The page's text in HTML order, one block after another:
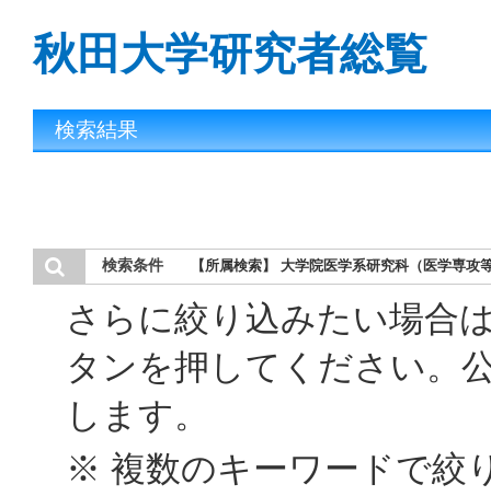
秋田大学研究者総覧
検索結果
検索条件 【所属検索】 大学院医学系研究科（医学専攻
さらに絞り込みたい場合
タンを押してください。
します。
※ 複数のキーワードで絞